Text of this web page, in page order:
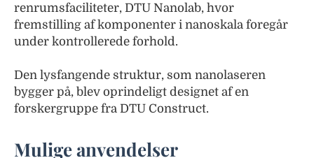
renrumsfaciliteter, DTU Nanolab, hvor
fremstilling af komponenter i nanoskala foregår
under kontrollerede forhold.
Den lysfangende struktur, som nanolaseren
bygger på, blev oprindeligt designet af en
forskergruppe fra DTU Construct.
Mulige anvendelser